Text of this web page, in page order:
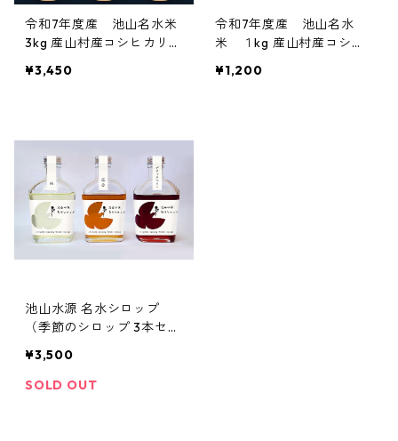
令和7年度産 池山名水米
3kg 産山村産コシヒカリ
¥3,450
令和7年度産 池山名水
米 １kg 産山村産コシヒ
¥1,200
池山水源 名水シロップ
（季節のシロップ 3本セッ
¥3,500
SOLD OUT